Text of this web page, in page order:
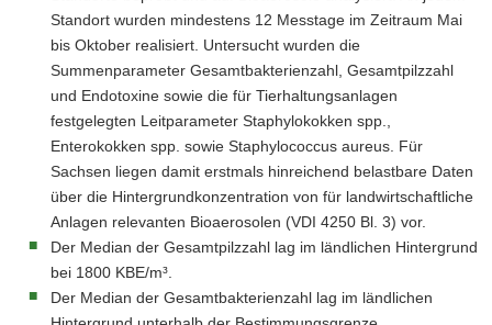
Standort wurden mindestens 12 Messtage im Zeitraum Mai
bis Oktober realisiert. Untersucht wurden die
Summenparameter Gesamtbakterienzahl, Gesamtpilzzahl
und Endotoxine sowie die für Tierhaltungsanlagen
festgelegten Leitparameter Staphylokokken spp.,
Enterokokken spp. sowie Staphylococcus aureus. Für
Sachsen liegen damit erstmals hinreichend belastbare Daten
über die Hintergrundkonzentration von für landwirtschaftliche
Anlagen relevanten Bioaerosolen (VDI 4250 Bl. 3) vor.
Der Median der Gesamtpilzzahl lag im ländlichen Hintergrund
bei 1800 KBE/m³.
Der Median der Gesamtbakterienzahl lag im ländlichen